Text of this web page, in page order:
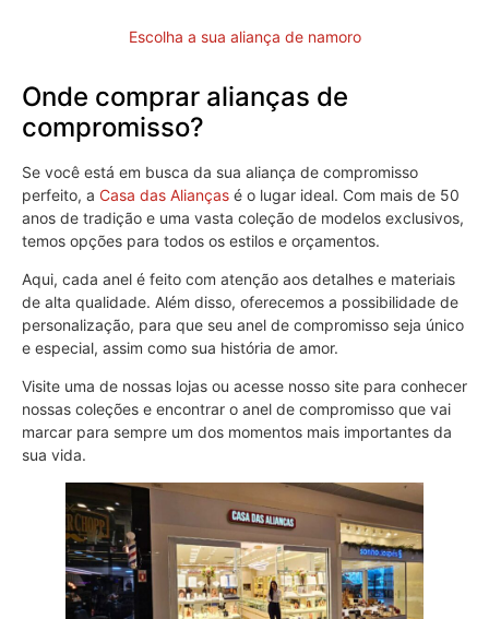
Escolha a sua aliança de namoro
Onde comprar alianças de
compromisso?
Se você está em busca da sua aliança de compromisso
perfeito, a Casa das Alianças é o lugar ideal. Com mais de 50
anos de tradição e uma vasta coleção de modelos exclusivos,
temos opções para todos os estilos e orçamentos.
Aqui, cada anel é feito com atenção aos detalhes e materiais
de alta qualidade. Além disso, oferecemos a possibilidade de
personalização, para que seu anel de compromisso seja único
e especial, assim como sua história de amor.
Visite uma de nossas lojas ou acesse nosso site para conhecer
nossas coleções e encontrar o anel de compromisso que vai
marcar para sempre um dos momentos mais importantes da
sua vida.